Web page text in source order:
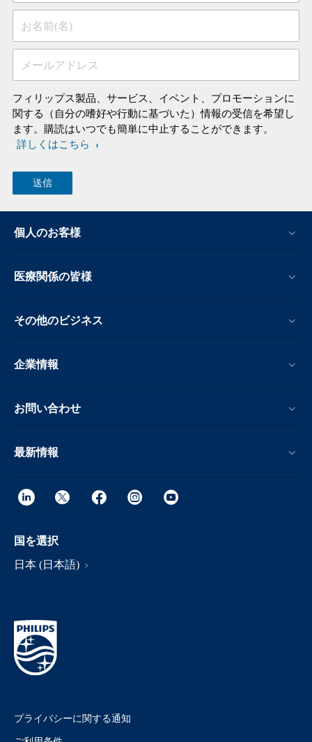
お名前(名)
メールアドレス
フィリップス製品、サービス、イベント、プロモーションに
関する（自分の嗜好や行動に基づいた）情報の受信を希望し
ます。購読はいつでも簡単に中止することができます。
詳しくはこちら
個人のお客様
医療関係の皆様
その他のビジネス
企業情報
お問い合わせ
最新情報
国を選択
日本 (日本語)
プライバシーに関する通知